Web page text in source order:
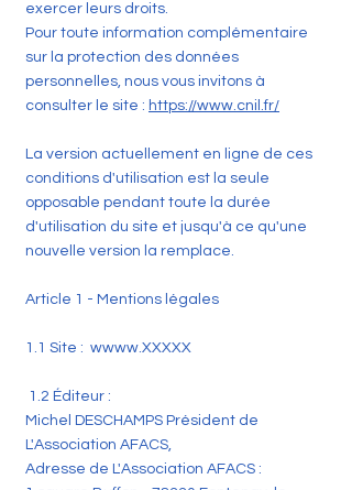
exercer leurs droits.
Pour toute information complémentaire
sur la protection des données
personnelles, nous vous invitons à
consulter le site : https://www.cnil.fr/
La version actuellement en ligne de ces
conditions d'utilisation est la seule
opposable pendant toute la durée
d'utilisation du site et jusqu'à ce qu'une
nouvelle version la remplace.
Article 1 - Mentions légales
1.1 Site : wwww.XXXXX
1.2 Éditeur :
Michel DESCHAMPS Président de
L'Association AFACS,
Adresse de L'Association AFACS :